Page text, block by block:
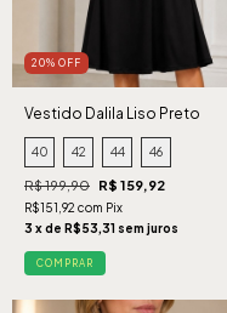
20% OFF
Vestido Dalila Liso Preto
40 42 44 46
R$ 199,90 R$ 159,92
R$151,92 com Pix
3 x de R$53,31 sem juros
COMPRAR